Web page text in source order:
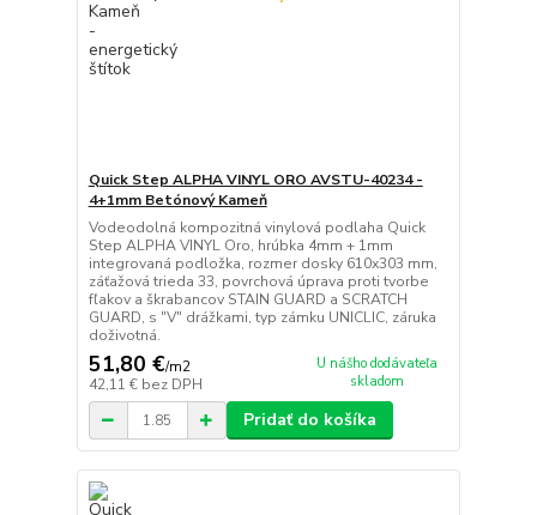
Quick Step ALPHA VINYL ORO AVSTU-40234 -
4+1mm Betónový Kameň
Vodeodolná kompozitná vinylová podlaha Quick
Step ALPHA VINYL Oro, hrúbka 4mm + 1mm
integrovaná podložka, rozmer dosky 610x303 mm,
záťažová trieda 33, povrchová úprava proti tvorbe
fľakov a škrabancov STAIN GUARD a SCRATCH
GUARD, s "V" drážkami, typ zámku UNICLIC, záruka
doživotná.
51,80 €/m2
42,11 € bez DPH
U nášho dodávateľa
skladom
Pridať do košíka